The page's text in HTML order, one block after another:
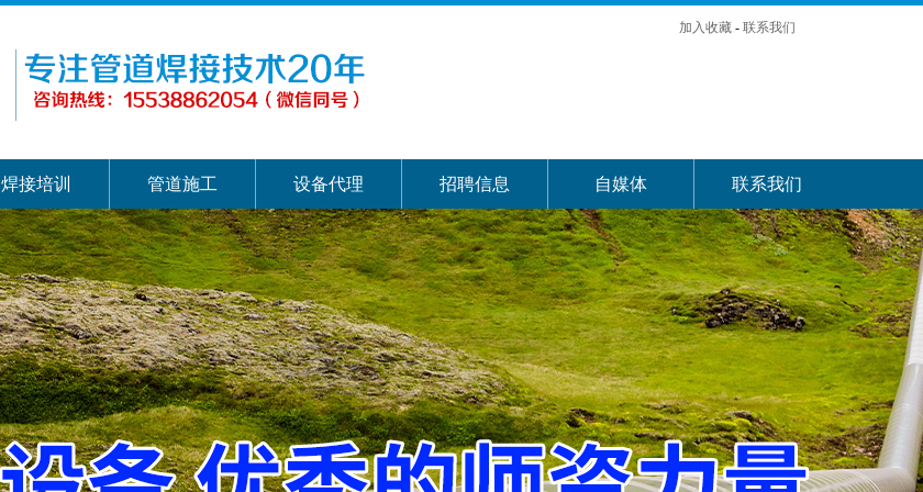
加入收藏 - 联系我们
焊接培训 管道施工 设备代理 招聘信息 自媒体 联系我们